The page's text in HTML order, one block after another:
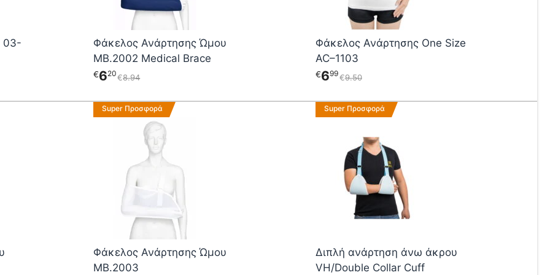
03-
Φάκελος Ανάρτησης Ώμου
MB.2002 Medical Brace
8 94
€
620
€
μπορούν
επιλεγούν
στη
σελίδα
του
Φάκελος Ανάρτησης One Size
AC–1103
9 50
€
699
€
μπορούν
επιλεγούν
στη
σελίδα
του
Super Προσφορά
Φάκελος Ανάρτησης Ώμου
MB.2003
Αυτό
πολλαπλές
παραλλαγές.
επιλογές
μπορούν
επιλεγούν
στη
σελίδα
Super Προσφορά
Διπλή ανάρτηση άνω άκρου
VH/Double Collar Cuff
Αυτό
πολλαπλές
παραλλαγές.
στη
σελίδα